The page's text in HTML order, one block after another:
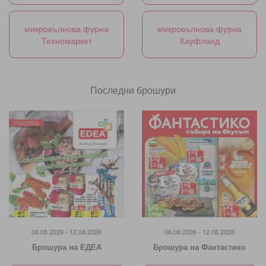
микровълнова фурна
Техномаркет
микровълнова фурна
Кауфланд
Последни брошури
06.08.2026 - 12.08.2026
Брошура на ЕДЕА
06.08.2026 - 12.08.2026
Брошура на Фантастико